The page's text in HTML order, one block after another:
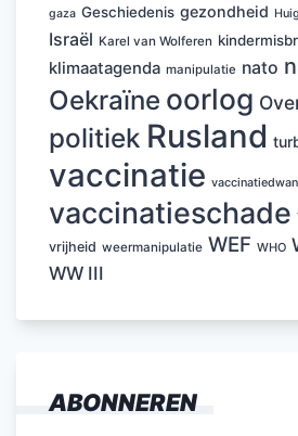
gaza Geschiedenis gezondheid
Israël Karel van Wolferen
klimaatagenda manipulatie nato
Oekraïne oorlog
politiek Rusland
vaccinatie
vaccinatieschade
vrijheid weermanipulatie WEF WHO
WW III
ABONNEREN